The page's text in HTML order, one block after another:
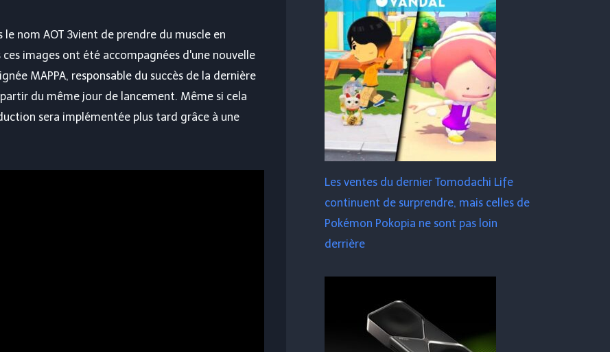
le nom AOT 3vient de prendre du muscle en
images ont été accompagnées d'une nouvelle
MAPPA, responsable du succès de la dernière
du même jour de lancement. Même si cela
sera implémentée plus tard grâce à une
Les ventes du dernier Tomodachi Life
continuent de surprendre, mais celles de
Pokémon Pokopia ne sont pas loin
derrière